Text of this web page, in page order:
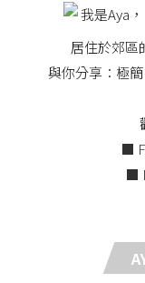
我是Aya
居住於郊區
與你分享：極
■
■